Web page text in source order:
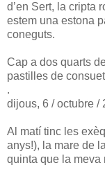
d’en Sert, la cripta
estem una estona
coneguts.
Cap a dos quarts
pastilles de
.
dijous, 6 / octubre /
Al matí tinc les
anys!), la mare de
quinta que la meva